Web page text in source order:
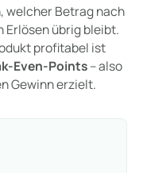
welcher Betrag nach
Erlösen übrig bleibt.
profitabel ist
Even-Points– also
Gewinn erzielt.